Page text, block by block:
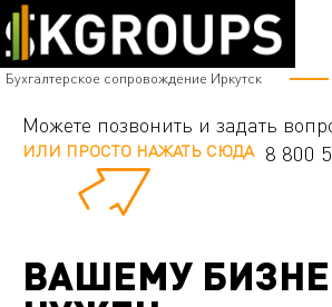
Бухгалтерское сопровождение Иркутск
Можете позвонить и задать
ИЛИ ПРОСТО НАЖАТЬ СЮДА 8 800
ВАШЕМУ